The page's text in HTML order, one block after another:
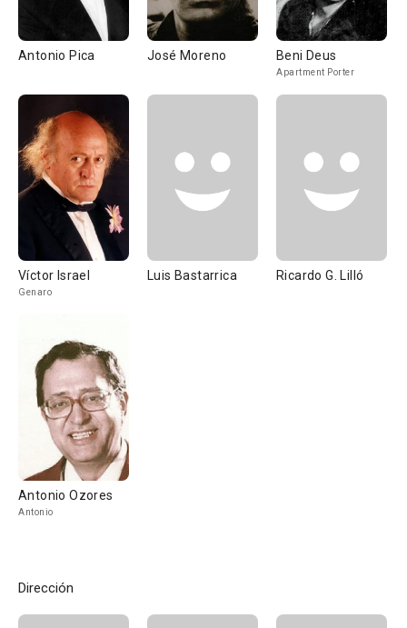
Antonio Pica José Moreno Beni Deus
Apartment Porter
Víctor Israel
Genaro
Luis Bastarrica Ricardo G. Lilló
Antonio Ozores
Antonio
Dirección